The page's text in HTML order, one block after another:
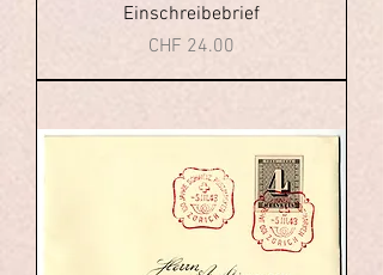
Einschreibebrief
Price
CHF 24.00